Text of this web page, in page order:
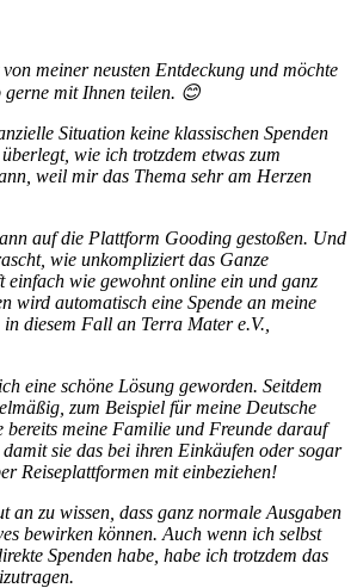
meiner neusten Entdeckung und möchte
mit Ihnen teilen. 😊
Situation keine klassischen Spenden
wie ich trotzdem etwas zum
weil mir das Thema sehr am Herzen
auf die Plattform Gooding gestoßen. Und
wie unkompliziert das Ganze
wie gewohnt online ein und ganz
wird automatisch eine Spende an meine
diesem Fall an Terra Mater e.V.,
eine schöne Lösung geworden. Seitdem
zum Beispiel für meine Deutsche
bereits meine Familie und Freunde darauf
sie das bei ihren Einkäufen oder sogar
Reiseplattformen mit einbeziehen!
an zu wissen, dass ganz normale Ausgaben
bewirken können. Auch wenn ich selbst
Spenden habe, habe ich trotzdem das